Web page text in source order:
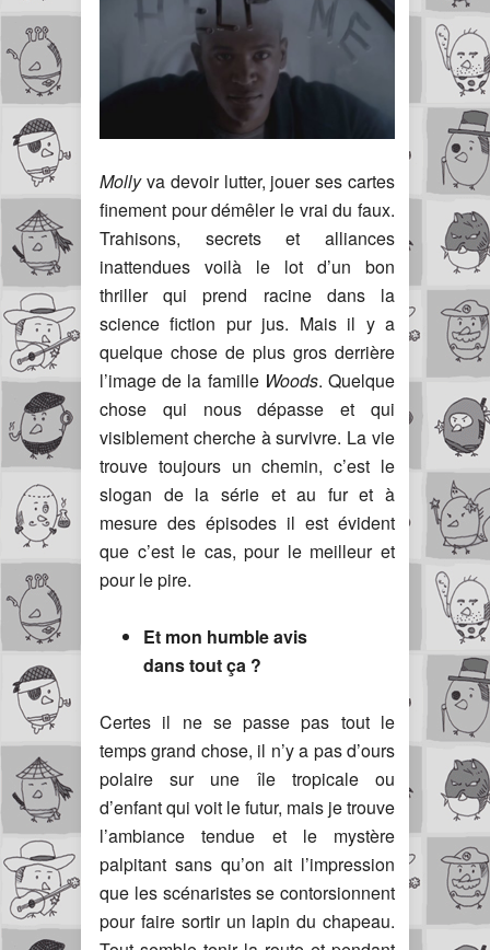
Mollyva devoir lutter, jouer ses cartes
finement pour démêler le vrai du faux.
Trahisons, secrets et alliances
inattendues voilà le lot d’un bon
thriller qui prend racine dans la
science fiction pur jus. Mais il y a
quelque chose de plus gros derrière
l’image de la famille Woods. Quelque
chose qui nous dépasse et qui
visiblement cherche à survivre. La vie
trouve toujours un chemin, c’est le
slogan de la série et au fur et à
mesure des épisodes il est évident
que c’est le cas, pour le meilleur et
pour le pire.
Et mon humble avis
dans tout ça ?
Certes il ne se passe pas tout le
temps grand chose, il n’y a pas d’ours
polaire sur une île tropicale ou
d’enfant qui voit le futur, mais je trouve
l’ambiance tendue et le mystère
palpitant sans qu’on ait l’impression
que les scénaristes se contorsionnent
pour faire sortir un lapin du chapeau.